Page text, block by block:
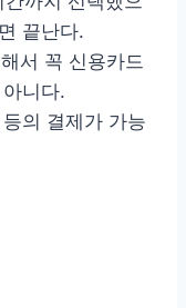
끝난다.
서 꼭 신용카드
니다.
의 결제가 가능